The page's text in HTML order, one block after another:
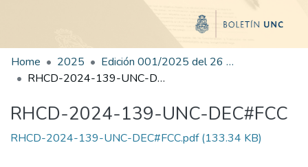
Home 2025
Edición 001/2025 del 26 de mayo de 2025
RHCD-2024-139-UNC-DEC#FCC
RHCD-2024-139-UNC-DEC#FCC
RHCD-2024-139-UNC-DEC#FCC.pdf(133.34 KB)